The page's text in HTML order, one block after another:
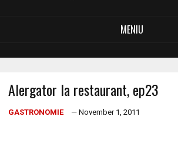
MENIU
Alergator la restaurant, ep23
GASTRONOMIE — November 1, 2011